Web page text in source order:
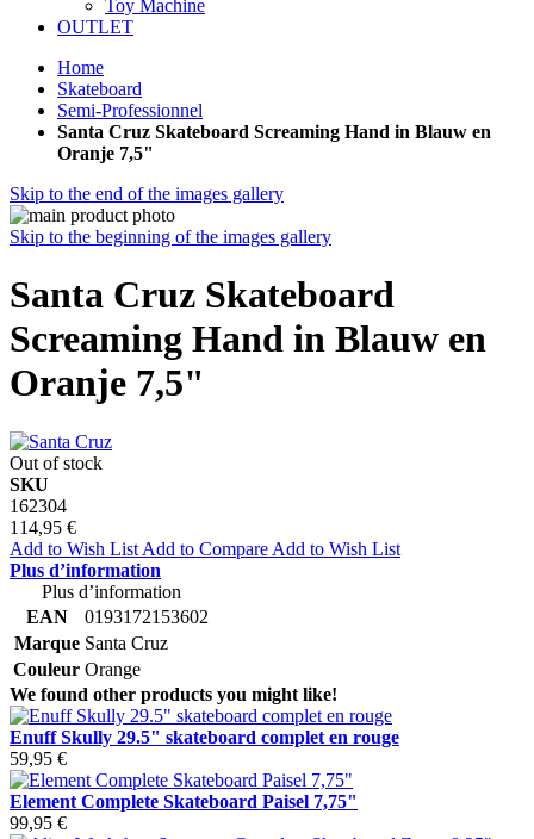
Toy Machine
OUTLET
Home
Skateboard
Semi-Professionnel
Santa Cruz Skateboard Screaming Hand in Blauw en
Oranje 7,5"
Skip to the end of the images gallery
Skip to the beginning of the images gallery
Santa Cruz Skateboard
Screaming Hand in Blauw en
Oranje 7,5"
Out of stock
SKU
162304
114,95 €
Add to Wish List Add to Compare Add to Wish List
Plus d’information
Plus d’information
EAN
0193172153602
Marque Santa Cruz
Couleur Orange
We found other products you might like!
Enuff Skully 29.5" skateboard complet en rouge
59,95 €
Element Complete Skateboard Paisel 7,75"
99,95 €